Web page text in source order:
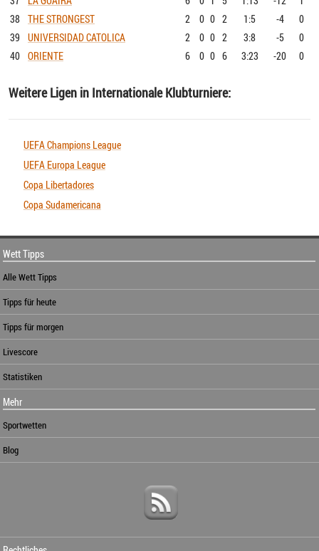
38 THE STRONGEST 2 0 0 2 1:5 -4
0
39 UNIVERSIDAD CATOLICA 2 0 0 2 3:8 -5
0
40 ORIENTE 6 0 0 6 3:23 -20 0
Weitere Ligen in Internationale Klubturniere:
UEFA Champions League
UEFA Europa League
Copa Libertadores
Copa Sudamericana
Wett Tipps
Alle Wett Tipps
Tipps für heute
Tipps für morgen
Livescore
Statistiken
Mehr
Sportwetten
Blog